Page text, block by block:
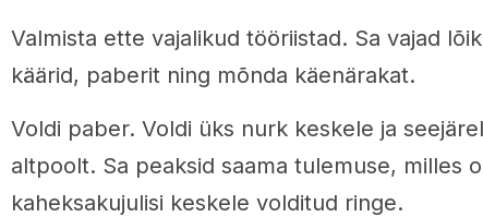
Valmista ette vajalikud tööriistad. Sa vajad
käärid, paberit ning mõnda käenärakat.
Voldi paber. Voldi üks nurk keskele ja
altpoolt. Sa peaksid saama tulemuse, milles
kaheksakujulisi keskele volditud ringe.